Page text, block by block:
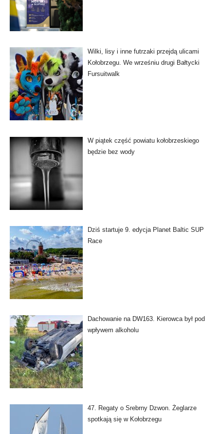
Wilki, lisy i inne futrzaki przejdą ulicami
Kołobrzegu. We wrześniu drugi Bałtycki
Fursuitwalk
W piątek część powiatu kołobrzeskiego
będzie bez wody
Dziś startuje 9. edycja Planet Baltic SUP
Race
Dachowanie na DW163. Kierowca był pod
wpływem alkoholu
47. Regaty o Srebrny Dzwon. Żeglarze
spotkają się w Kołobrzegu